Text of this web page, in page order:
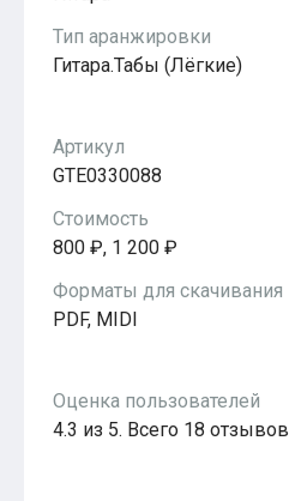
БесплатныеТип аранжировки
Гитара.Табы (Лёгкие)
Артикул
GTE0330088
Стоимость
800 ₽, 1 200 ₽
Форматы для скачивания
PDF, MIDI
Оценка пользователей
4.3 из 5. Всего 18 отзывов